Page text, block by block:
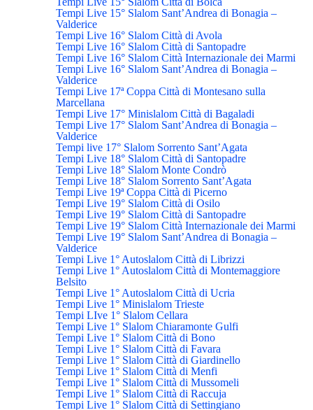
Tempi Live 15° Slalom Sant’Andrea di Bonagia –
Valderice
Tempi Live 16° Slalom Città di Avola
Tempi Live 16° Slalom Città di Santopadre
Tempi Live 16° Slalom Città Internazionale dei Marmi
Tempi Live 16° Slalom Sant’Andrea di Bonagia –
Valderice
Tempi Live 17ª Coppa Città di Montesano sulla
Marcellana
Tempi Live 17° Minislalom Città di Bagaladi
Tempi Live 17° Slalom Sant’Andrea di Bonagia –
Valderice
Tempi live 17° Slalom Sorrento Sant’Agata
Tempi Live 18° Slalom Città di Santopadre
Tempi Live 18° Slalom Monte Condrò
Tempi Live 18° Slalom Sorrento Sant’Agata
Tempi Live 19ª Coppa Città di Picerno
Tempi Live 19° Slalom Città di Osilo
Tempi Live 19° Slalom Città di Santopadre
Tempi Live 19° Slalom Città Internazionale dei Marmi
Tempi Live 19° Slalom Sant’Andrea di Bonagia –
Valderice
Tempi Live 1° Autoslalom Città di Librizzi
Tempi Live 1° Autoslalom Città di Montemaggiore
Belsito
Tempi Live 1° Autoslalom Città di Ucria
Tempi Live 1° Minislalom Trieste
Tempi LIve 1° Slalom Cellara
Tempi Live 1° Slalom Chiaramonte Gulfi
Tempi Live 1° Slalom Città di Bono
Tempi Live 1° Slalom Città di Favara
Tempi Live 1° Slalom Città di Giardinello
Tempi Live 1° Slalom Città di Menfi
Tempi Live 1° Slalom Città di Mussomeli
Tempi Live 1° Slalom Città di Raccuja
Tempi Live 1° Slalom Città di Settingiano